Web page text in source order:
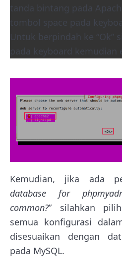
tanda bintang pada
tombol space pada
Untuk berpindah ke “Ok”
pada keyboard kemudian
Kemudian, jika ada
database for
common?” silahkan
semua konfigurasi
disesuaikan dengan
pada MySQL.